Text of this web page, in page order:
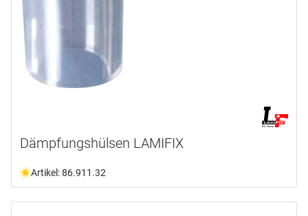
Dämpfungshülsen LAMIFIX
Artikel: 86.911.32